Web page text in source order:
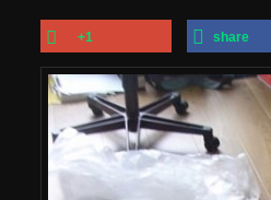
+1 share